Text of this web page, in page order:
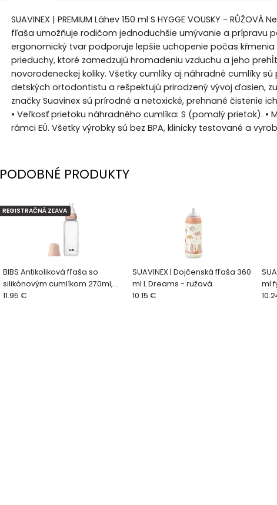
SUAVINEX | PREMIUM Láhev 150 ml S HYGGE VOUSKY -
fľaša umožňuje rodičom jednoduchšie umývanie a prípravu
ergonomický tvar podporuje lepšie uchopenie počas
prieduchy, ktoré zamedzujú hromadeniu vzduchu a jeho
novorodeneckej koliky. Všetky cumlíky aj náhradné cumlíky
detských ortodontistu a rešpektujú prirodzený vývoj ďasien,
značky Suavinex sú prírodné a netoxické, prehnané čistenie
• Veľkosť prietoku náhradného cumlíka: S (pomalý prietok). •
rámci EÚ. Všetky výrobky sú bez BPA, klinicky testované a
PODOBNÉ PRODUKTY
BIBS Antikoliková fľaša so
silikónovým cumlíkom 270ml,
Blush
REGISTRAČNÁ ZĽAVA
11.95 €
SUAVINEX | Dojčenská fľaša 360
ml L Dreams - ružová
10.15 €
ml